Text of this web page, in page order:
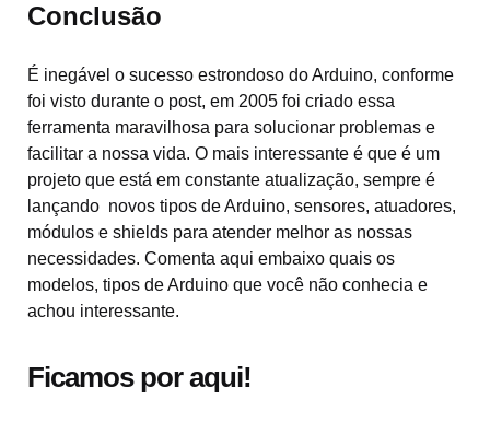
Conclusão
É inegável o sucesso estrondoso do Arduino, conforme
foi visto durante o post, em 2005 foi criado essa
ferramenta maravilhosa para solucionar problemas e
facilitar a nossa vida. O mais interessante é que é um
projeto que está em constante atualização, sempre é
lançando novos tipos de Arduino, sensores, atuadores,
módulos e shields para atender melhor as nossas
necessidades. Comenta aqui embaixo quais os
modelos, tipos de Arduino que você não conhecia e
achou interessante.
Ficamos por aqui!